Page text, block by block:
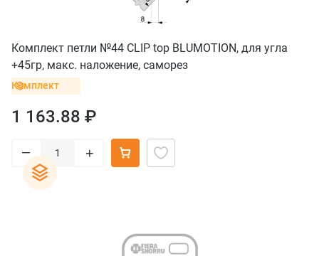
Комплект петли №44 CLIP top BLUMOTION, для угла
+45гр, макс. наложение, саморез
Комплект
1 163.88 ₽
– +